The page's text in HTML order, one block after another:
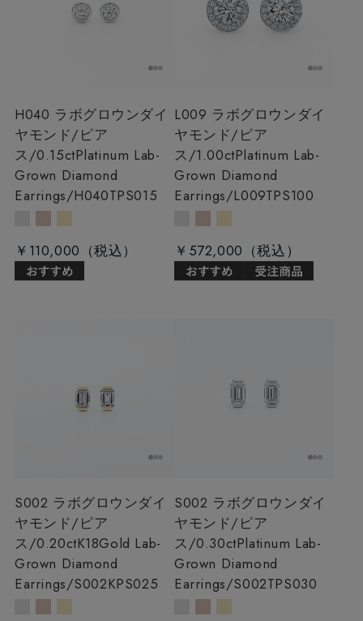
H040 ラボグロウンダイ
ヤモンド/ピア
ス/0.15ctPlatinum Lab-
Grown Diamond
Earrings/H040TPS015
￥110,000
L009 ラボグロウンダイ
ヤモンド/ピア
ス/1.00ctPlatinum Lab-
Grown Diamond
Earrings/L009TPS100
￥572,000
S002 ラボグロウンダイ
ヤモンド/ピア
ス/0.20ctK18Gold Lab-
Grown Diamond
Earrings/S002KPS025
S002 ラボグロウンダイ
ヤモンド/ピア
ス/0.30ctPlatinum Lab-
Grown Diamond
Earrings/S002TPS030